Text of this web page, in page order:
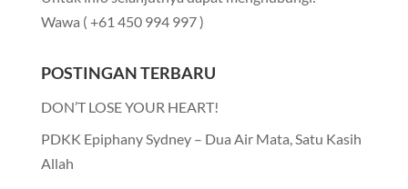
Wawa ( +61 450 994 997 )
POSTINGAN TERBARU
DON’T LOSE YOUR HEART!
PDKK Epiphany Sydney – Dua Air Mata, Satu Kasih
Allah